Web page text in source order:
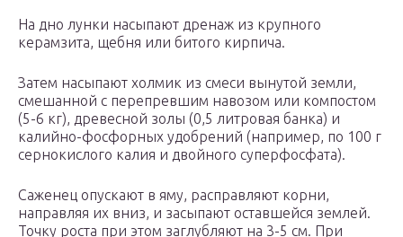
На дно лунки насыпают дренаж из крупного
керамзита, щебня или битого кирпича.
Затем насыпают холмик из смеси вынутой земли,
смешанной с перепревшим навозом или компостом
(5-6 кг), древесной золы (0,5 литровая банка) и
калийно-фосфорных удобрений (например, по 100 г
сернокислого калия и двойного суперфосфата).
Саженец опускают в яму, расправляют корни,
направляя их вниз, и засыпают оставшейся землей.
Точку роста при этом заглубляют на 3-5 см. При